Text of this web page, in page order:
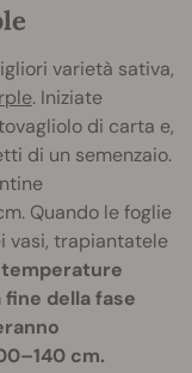
varietà sativa,
. Iniziate
di carta e,
di un semenzaio.
Quando le foglie
vasi, trapiantatele
temperature
fine della fase
cm.